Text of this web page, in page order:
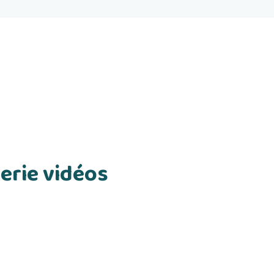
vidéos